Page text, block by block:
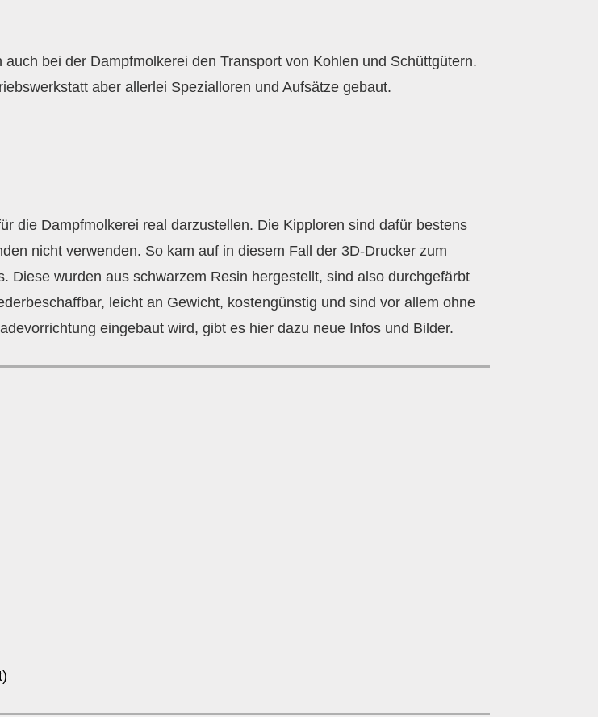
bei der Dampfmolkerei den Transport von Kohlen und Schüttgütern.
aber allerlei Spezialloren und Aufsätze gebaut.
die Dampfmolkerei real darzustellen. Die Kipploren sind dafür bestens
nicht verwenden. So kam auf in diesem Fall der 3D-Drucker zum
Diese wurden aus schwarzem Resin hergestellt, sind also durchgefärbt
leicht an Gewicht, kostengünstig und sind vor allem ohne
eingebaut wird, gibt es hier dazu neue Infos und Bilder.